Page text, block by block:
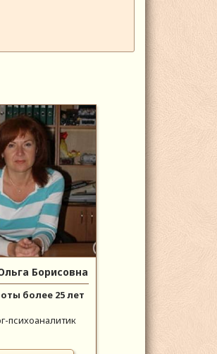
Борисовна
более 25 лет
психоаналитик